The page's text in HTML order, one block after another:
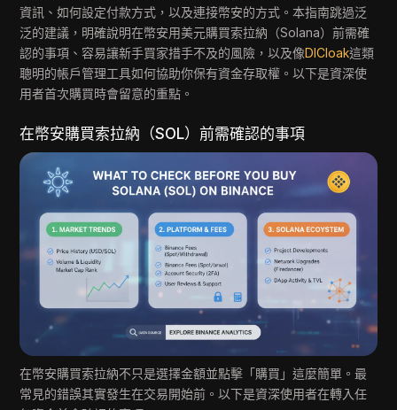
資訊、如何設定付款方式，以及連接幣安的方式。本指南跳過泛
泛的建議，明確說明在幣安用美元購買索拉納（Solana）前需確
認的事項、容易讓新手買家措手不及的風險，以及像DICloak這類
聰明的帳戶管理工具如何協助你保有資金存取權。以下是資深使
用者首次購買時會留意的重點。
在幣安購買索拉納（SOL）前需確認的事項
在幣安購買索拉納不只是選擇金額並點擊「購買」這麼簡單。最
常見的錯誤其實發生在交易開始前。以下是資深使用者在轉入任